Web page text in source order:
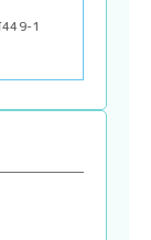
449-1